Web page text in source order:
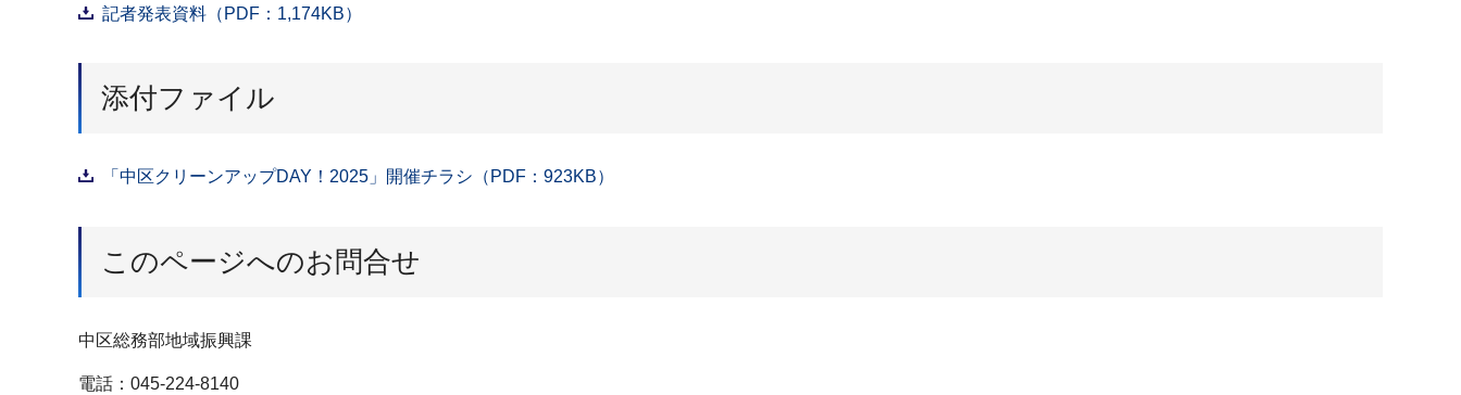
記者発表資料（PDF：1,174KB）
添付ファイル
「中区クリーンアップDAY！2025」開催チラシ（PDF：923KB）
このページへのお問合せ
中区総務部地域振興課
電話：045-224-8140